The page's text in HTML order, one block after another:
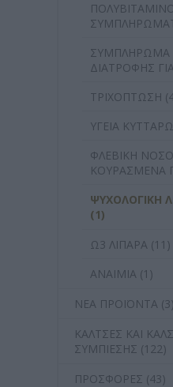
ΣΥΜΠΛΗΡΩΜΑ
ΔΙΑΤΡΟΦΗΣ ΓΙΑ
ΤΡΙΧΟΠΤΩΣΗ
ΥΓΕΙΑ
ΦΛΕΒΙΚΗ
ΚΟΥΡΑΣΜΕΝΑ
ΨΥΧΟΛΟΓΙΚΗ
(1)
Ω3 ΛΙΠΑΡΑ (11)
ΑΝΑΙΜΙΑ (1)
ΝΕΑ ΠΡΟΪΟΝΤΑ (3)
ΚΑΛΤΣΕΣ ΚΑΙ
ΣΥΜΠΙΕΣΗΣ (122)
ΠΡΟΣΦΟΡΕΣ (43)